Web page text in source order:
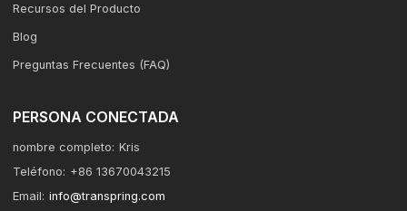
Recursos del Producto
Blog
Preguntas Frecuentes (FAQ)
PERSONA CONECTADA
nombre completo: Kris
Teléfono: +86 13670043215
Email: info@transpring.com